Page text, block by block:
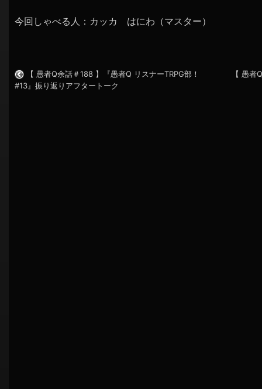
LINK
今回しゃべる人：カッカ はにわ（マスター）
【 愚者Q余話＃188 】『愚者Q リスナーTRPG部！
#13』振り返りアフタートーク
【 愚